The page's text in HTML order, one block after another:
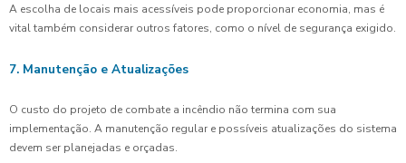
A escolha de locais mais acessíveis pode proporcionar economia, mas é
vital também considerar outros fatores, como o nível de segurança exigido.
7. Manutenção e Atualizações
O custo do projeto de combate a incêndio não termina com sua
implementação. A manutenção regular e possíveis atualizações do sistema
devem ser planejadas e orçadas.